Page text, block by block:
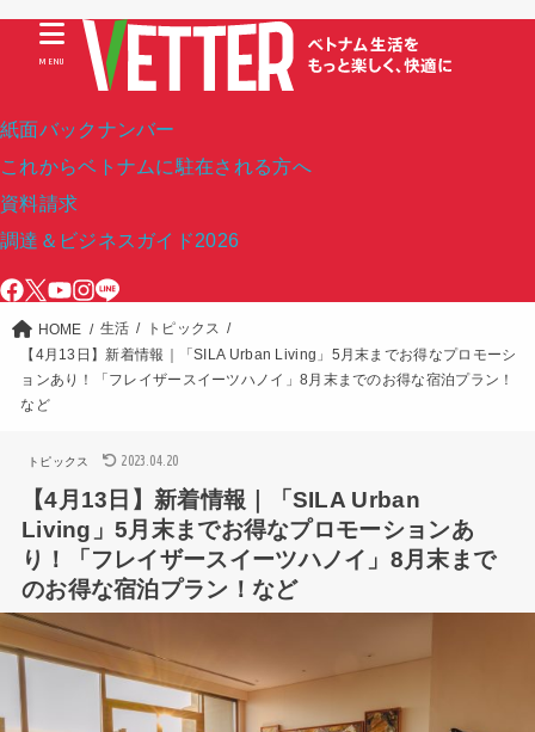
紙面バックナンバー
これからベトナムに駐在される方へ
資料請求
調達＆ビジネスガイド2026
MENU
HOME 生活
トピックス
【4月13日】新着情報｜「SILA Urban Living」5月末までお得なプロモーシ
ョンあり！「フレイザースイーツハノイ」8月末までのお得な宿泊プラン！
など
トピックス 2023.04.20
【4月13日】新着情報｜「SILA Urban
Living」5月末までお得なプロモーションあ
り！「フレイザースイーツハノイ」8月末まで
のお得な宿泊プラン！など